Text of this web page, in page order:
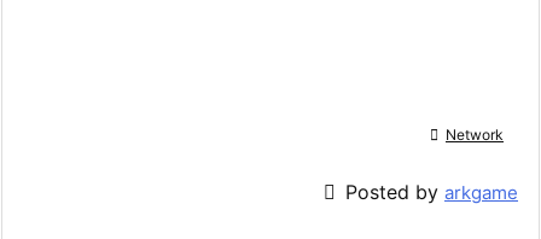
 Network
 Posted by arkgame